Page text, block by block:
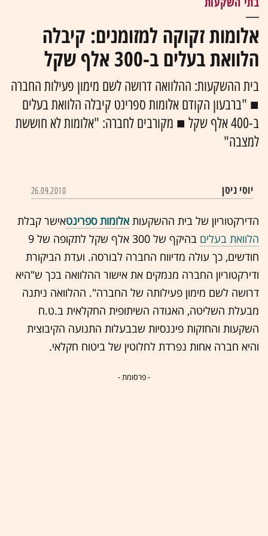
אלומות זקוקה למזומנים: קיבלה
הלוואת בעלים ב-300 אלף שקל
בית ההשקעות: ההלוואה דרושה לשם מימון פעילות החברה
■ "ברבעון הקודם אלומות ספרינט קיבלה הלוואת בעלים
ב-400 אלף שקל ■ מקורבים לחברה: "אלומות לא חוששת
למצבה"
יוסי ניסן 26.09.2010
הדירקטוריון של בית ההשקעות אלומות ספרינטאישר קבלת
הלוואת בעלים
בהיקף של 300 אלף שקל לתקופה של 9
חודשים, כך עולה מדיווח החברה לבורסה. ועדת הביקורת
ודירקטוריון החברה מנמקים את אישור ההלוואה בכך ש"היא
דרושה לשם מימון פעילותה של החברה". ההלוואה ניתנה
מבעלת השליטה, האגודה השיתופית החקלאית ב.ט.ח
השקעות והחזקות פיננסיות שבבעלות התנועה הקיבוצית
והיא חברה אחות נפרדת לחלוטין של ביטוח חקלאי.
- פרסומת -